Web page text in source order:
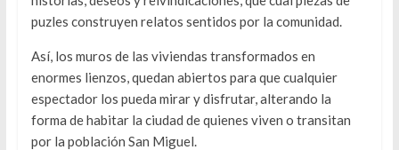
puzles construyen relatos sentidos por la comunidad.
Así, los muros de las viviendas transformados en
enormes lienzos, quedan abiertos para que cualquier
espectador los pueda mirar y disfrutar, alterando la
forma de habitar la ciudad de quienes viven o transitan
por la población San Miguel.